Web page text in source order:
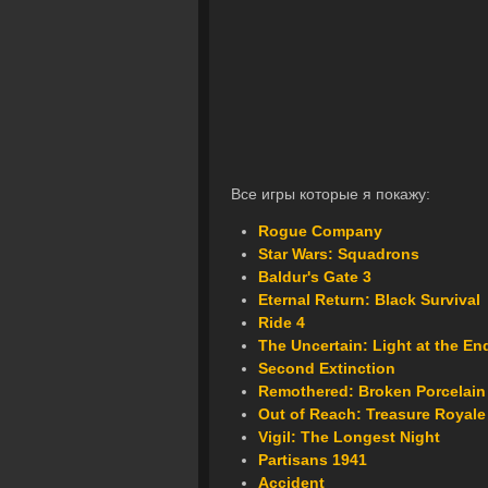
Все игры которые я покажу:
Rogue Company
Star Wars: Squadrons
Baldur's Gate 3
Eternal Return: Black Survival
Ride 4
The Uncertain: Light at the
Second Extinction
Remothered: Broken Porcelain
Out of Reach: Treasure Royale
Vigil: The Longest Night
Partisans 1941
Accident